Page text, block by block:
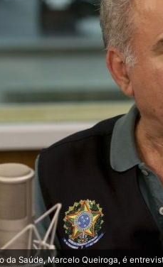
da Saúde, Marcelo Queiroga, é